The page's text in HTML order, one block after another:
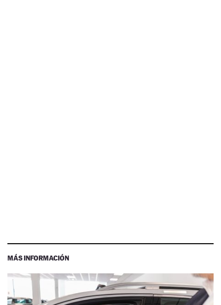
MÁS INFORMACIÓN